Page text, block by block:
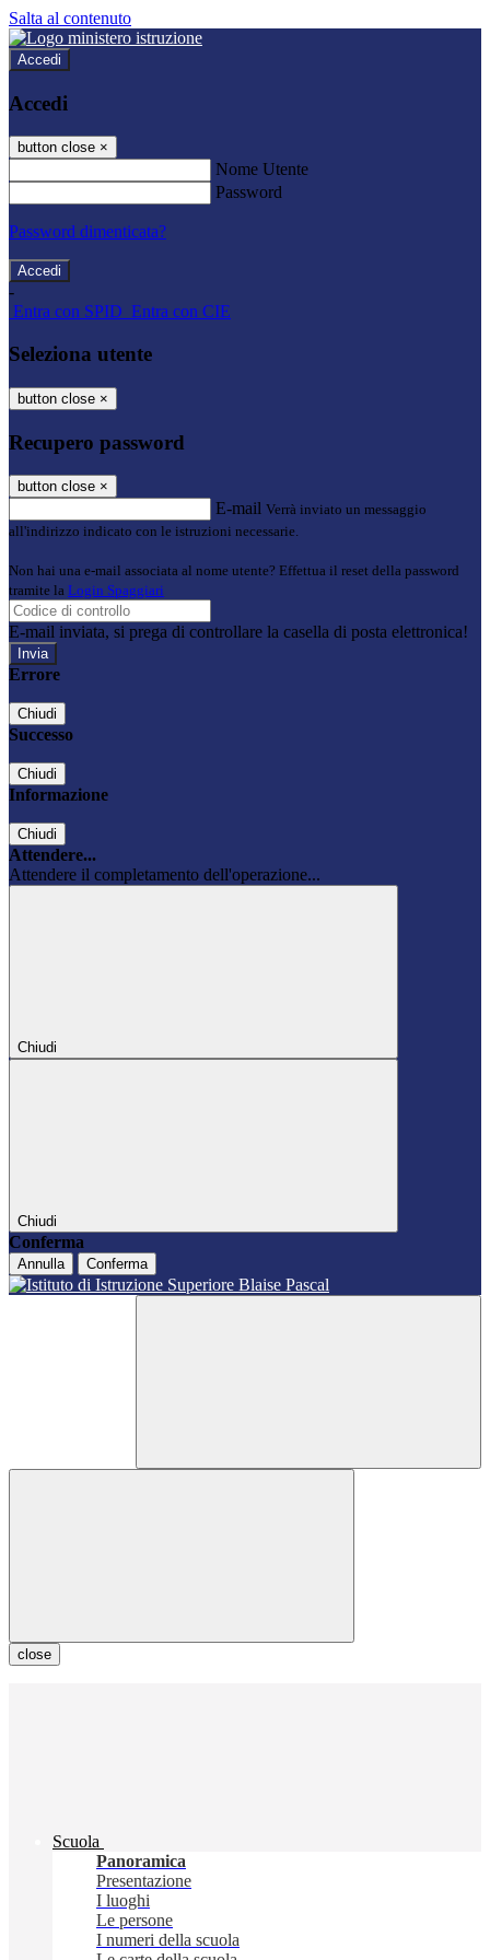
Salta al contenuto
Accedi
Accedi
button close ×
Nome Utente
Password
Password dimenticata?
-
Entra con SPID Entra con CIE
Seleziona utente
button close ×
Recupero password
button close ×
E-mail Verrà inviato un messaggio
all'indirizzo indicato con le istruzioni necessarie.
Non hai una e-mail associata al nome utente? Effettua il reset della password
tramite la Login Spaggiari
E-mail inviata, si prega di controllare la casella di posta elettronica!
Errore
Chiudi
Successo
Chiudi
Informazione
Chiudi
Attendere...
Attendere il completamento dell'operazione...
Chiudi
Chiudi
Conferma
Annulla Conferma
close
Scuola
Panoramica
Presentazione
I luoghi
Le persone
I numeri della scuola